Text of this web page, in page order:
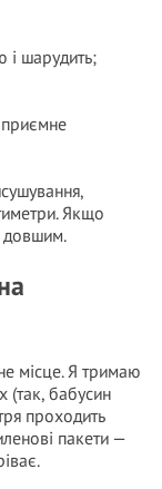
і шарудить;
приємне
Якщо
довшим.
місце. Я тримаю
(так, бабусин
проходить
пакети —